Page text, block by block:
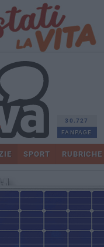
30.727
FANPAGE
SPORT RUBRICHE